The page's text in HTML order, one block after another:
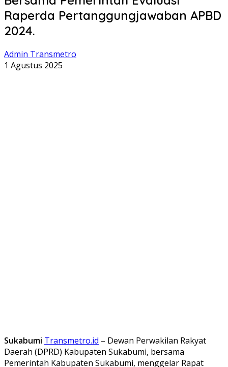
Raperda Pertanggungjawaban APBD
2024.
Admin Transmetro
1 Agustus 2025
Sukabumi Transmetro.id – Dewan Perwakilan Rakyat
Daerah (DPRD) Kabupaten Sukabumi, bersama
Pemerintah Kabupaten Sukabumi, menggelar Rapat